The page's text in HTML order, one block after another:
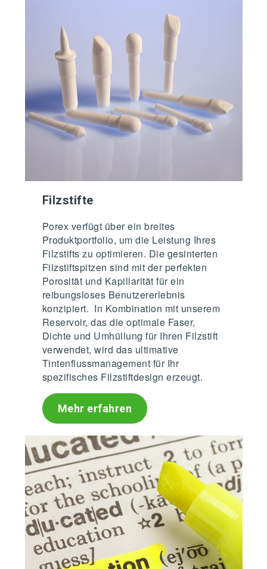
Filzstifte
Porex verfügt über ein breites
Produktportfolio, um die Leistung Ihres
Filzstifts zu optimieren. Die gesinterten
Filzstiftspitzen sind mit der perfekten
Porosität und Kapillarität für ein
reibungsloses Benutzererlebnis
konzipiert. In Kombination mit unserem
Reservoir, das die optimale Faser,
Dichte und Umhüllung für Ihren Filzstift
verwendet, wird das ultimative
Tintenflussmanagement für Ihr
spezifisches Filzstiftdesign erzeugt.
Mehr erfahren